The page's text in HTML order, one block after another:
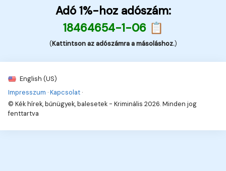
Adó 1%-hoz adószám:
18464654-1-06 📋
(Kattintson az adószámra a másoláshoz.)
English (US)
Impresszum ·Kapcsolat ·
© Kék hírek, bűnügyek, balesetek - Kriminális 2026. Minden jog
fenttartva